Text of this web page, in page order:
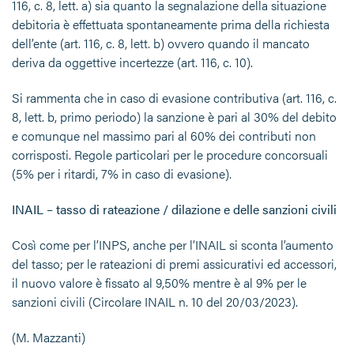
116, c. 8, lett. a) sia quanto la segnalazione della situazione
debitoria è effettuata spontaneamente prima della richiesta
dell’ente (art. 116, c. 8, lett. b) ovvero quando il mancato
deriva da oggettive incertezze (art. 116, c. 10).
Si rammenta che in caso di evasione contributiva (art. 116, c.
8, lett. b, primo periodo) la sanzione è pari al 30% del debito
e comunque nel massimo pari al 60% dei contributi non
corrisposti. Regole particolari per le procedure concorsuali
(5% per i ritardi, 7% in caso di evasione).
INAIL – tasso di rateazione / dilazione e delle sanzioni civili
Così come per l’INPS, anche per l’INAIL si sconta l’aumento
del tasso; per le rateazioni di premi assicurativi ed accessori,
il nuovo valore è fissato al 9,50% mentre è al 9% per le
sanzioni civili (Circolare INAIL n. 10 del 20/03/2023).
(M. Mazzanti)